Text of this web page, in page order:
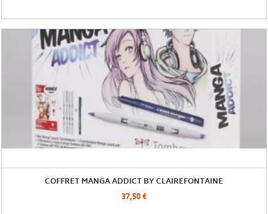
COFFRET MANGA ADDICT BY CLAIREFONTAINE
37,50 €